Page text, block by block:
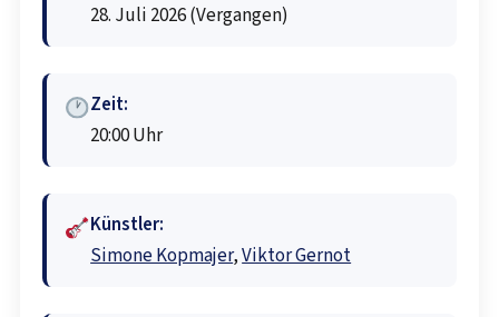
28. Juli 2026(Vergangen)
Zeit:
20:00 Uhr
Künstler:
Simone Kopmajer,Viktor Gernot